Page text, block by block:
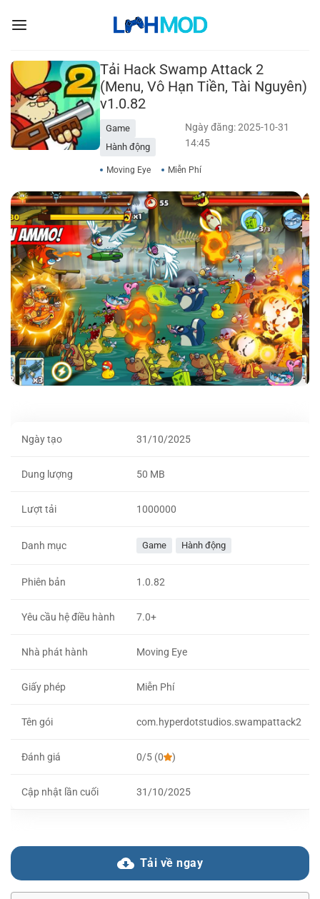
qua
dung
Tải Hack Swamp Attack 2
(Menu, Vô Hạn Tiền, Tài Nguyên)
v1.0.82
Game
Hành động
Ngày đăng: 2025-10-31
14:45
Moving Eye Miễn Phí
Ngày tạo 31/10/2025
Dung lượng 50 MB
Lượt tải 1000000
Danh mục Game Hành động
Phiên bản 1.0.82
Yêu cầu hệ điều hành 7.0+
Nhà phát hành Moving Eye
Giấy phép Miễn Phí
Tên gói com.hyperdotstudios.swampattack2
Đánh giá 0/5 (0 )
Cập nhật lần cuối 31/10/2025
Tải về ngay